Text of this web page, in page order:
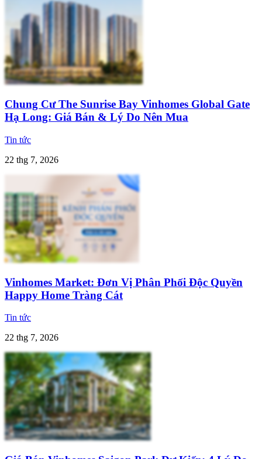
Chung Cư The Sunrise Bay Vinhomes Global Gate
Hạ Long: Giá Bán & Lý Do Nên Mua
Tin tức
22 thg 7, 2026
Vinhomes Market: Đơn Vị Phân Phối Độc Quyền
Happy Home Tràng Cát
Tin tức
22 thg 7, 2026